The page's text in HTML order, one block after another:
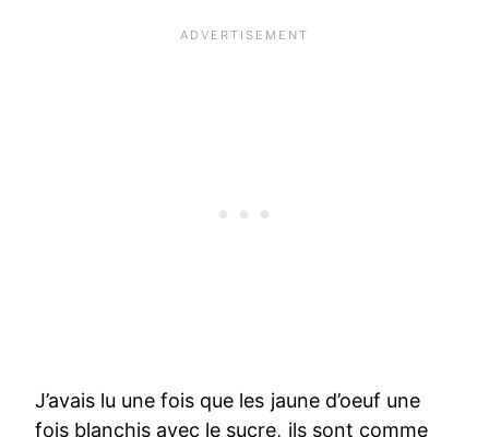
J’avais lu une fois que les jaune d’oeuf une
fois blanchis avec le sucre, ils sont comme